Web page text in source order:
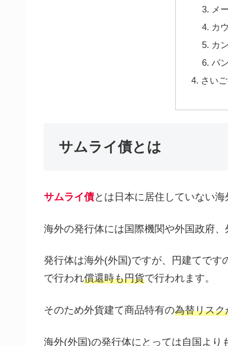
メ
カ
カ
パ
さい
サムライ債とは
サムライ債とは日本に居住していない
海外の発行体には国際機関や外国政府
発行体は海外(外国)ですが、円建てです
で行われ償還時も円貨で行われます。
そのため外貨建て商品特有の為替リスク
海外(外国)の発行体にとっては自国より